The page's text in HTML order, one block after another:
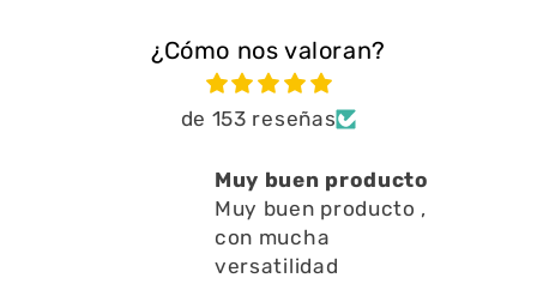
¿Cómo nos valoran?
de 153 reseñas
Muy buen producto
Muy buen producto ,
con mucha
versatilidad